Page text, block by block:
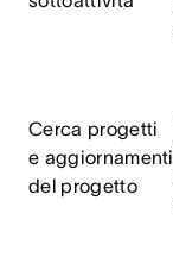
Cerca progetti
e aggiornamenti
del progetto